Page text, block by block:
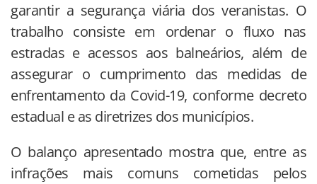
garantir a segurança viária dos veranistas. O
trabalho consiste em ordenar o fluxo nas
estradas e acessos aos balneários, além de
assegurar o cumprimento das medidas de
enfrentamento da Covid-19, conforme decreto
estadual e as diretrizes dos municípios.
O balanço apresentado mostra que, entre as
infrações mais comuns cometidas pelos